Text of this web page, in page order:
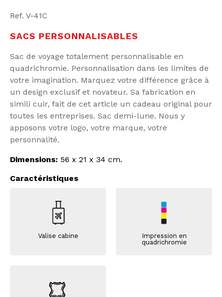
Ref. V-41C
SACS PERSONNALISABLES
Sac de voyage totalement personnalisable en
quadrichromie. Personnalisation dans les limites de
votre imagination. Marquez votre différence grâce à
un design exclusif et novateur. Sa fabrication en
simili cuir, fait de cet article un cadeau original pour
toutes les entreprises. Sac demi-lune. Nous y
apposons votre logo, votre marque, votre
personnalité.
Dimensions: 56 x 21 x 34 cm.
Caractéristiques
Valise cabine
Impression en
quadrichromie